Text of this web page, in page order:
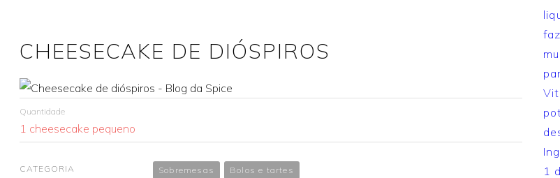
CHEESECAKE DE DIÓSPIROS
Quantidade
1 cheesecake pequeno
CATEGORIA Sobremesas
Bolos e tartes